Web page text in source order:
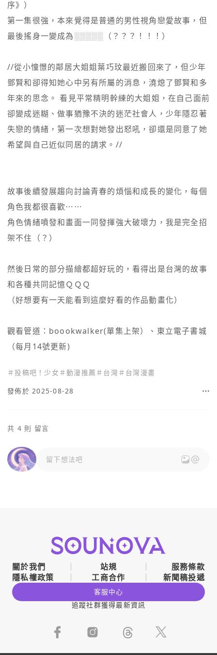
序》）
第一集很強，本來覺得是普通的男性視角戀愛故事，但
最後搖身一變成為░░░░░（？？？！！！）
//從小憧憬的鄰居大姐姐葉巧玟最近搬回來了，但少年
鄧賢和卻得知她心中另有所屬的消息，澆熄了鄧賢和多
年來的思念。 看見平常精明幹練的大姐姐，在自己面前
卻變成迷糊、做事猶豫不決的迷茫社會人，少年隱忍著
失戀的情緒，第一次想對她發出怒吼，卻還是同意了她
希望與自己近似同居的請求。//
故事後續發展趨向討論青春的煩惱和成長的變化，每個
角色我都很喜歡⋯⋯
角色情緒噴發和畫面一同發揮強大破壞力，我是完全招
架不住（？）
然後日常的部分描繪都超好玩的，看得出是台灣的故事
和各種共同記憶ＱＱＱ
（好想要有一天能看到這麼好看的作品動畫化）
觀看管道：boookwalker(單集上架）、東立電子書城
（每月14號更新)
＃投稿吧！少女 ＃動漫推薦 ＃ 台灣 ＃ 台灣漫畫
發佈於 2025-08-28
共 4 則 留言
留下想法吧
關於我們 站規
服務條款
隱私權政策
工商合作 新聞稿投遞
客服中心
追蹤社群獲得最新資訊